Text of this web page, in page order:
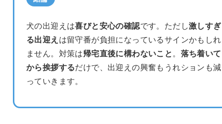
犬の出迎えは喜びと安心の確認です。ただし激しすぎ
る出迎え は留守番が負担になっているサインかもしれ
ません。対策は帰宅直後に構わないこと。 落ち着いて
から挨拶するだけで、出迎えの興奮もうれションも減
っていきます。